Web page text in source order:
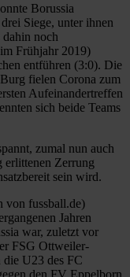
Borussia
Siege, unter ihnen
noch
Frühjahr 2019)
entführen (3:0). Die
fielen Corona zum
Aufeinandertreffen
sich beide Teams
zumal nun auch
erlittenen Zerrung
sein wird.
von fussball.de)
Jahren
war, zuletzt vor
FSG Ottweiler-
die U23 des FC
den FV Eppelborn